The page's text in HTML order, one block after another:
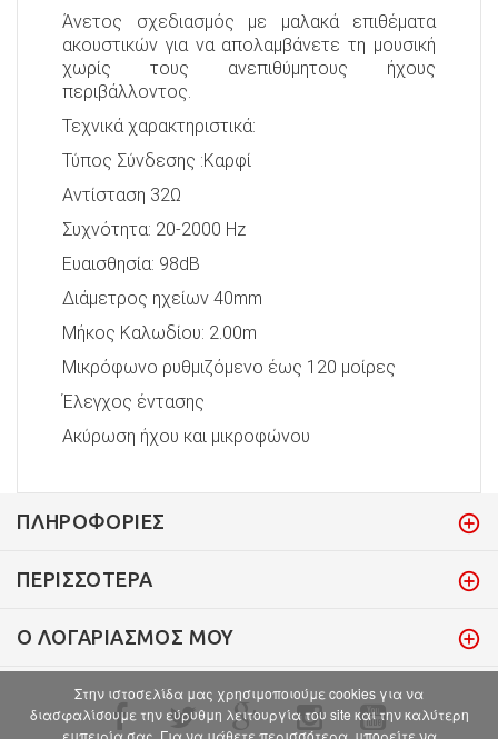
Άνετος σχεδιασμός με μαλακά επιθέματα
ακουστικών για να απολαμβάνετε τη μουσική
χωρίς τους ανεπιθύμητους ήχους
περιβάλλοντος.
Τεχνικά χαρακτηριστικά:
Τύπος Σύνδεσης :Καρφί
Αντίσταση 32Ω
Συχνότητα: 20-2000 Hz
Ευαισθησία: 98dB
Διάμετρος ηχείων 40mm
Μήκος Καλωδίου: 2.00m
Μικρόφωνο ρυθμιζόμενο έως 120 μοίρες
Έλεγχος έντασης
Ακύρωση ήχου και μικροφώνου
ΠΛΗΡΟΦΟΡΊΕΣ
ΠΕΡΙΣΣΌΤΕΡΑ
Ο ΛΟΓΑΡΙΑΣΜΌΣ ΜΟΥ
Στην ιστοσελίδα μας χρησιμοποιούμε cookies για να
διασφαλίσουμε την εύρυθμη λειτουργία του site και την καλύτερη
εμπειρία σας. Για να μάθετε περισσότερα, μπορείτε να